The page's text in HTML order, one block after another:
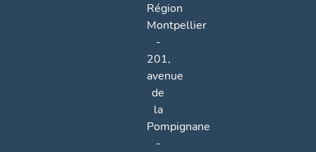
Région
Montpellier
-
201,
avenue
de
la
Pompignane
-